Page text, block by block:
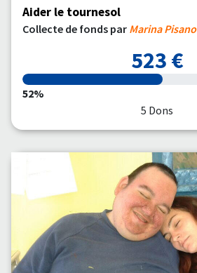
Aider le tournesol
Collecte de fonds par Marina Pisano
523 €
52%
5 Dons